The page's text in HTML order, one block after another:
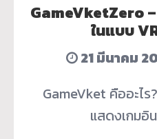
GameVketZero
ในแบบ
21 มีนาคม
GameVket คืออะไ
แสดงเกมอิ